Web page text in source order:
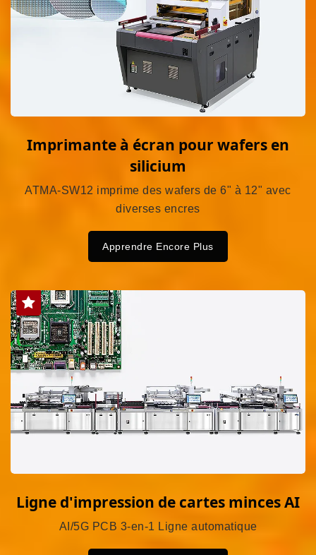
Imprimante à écran pour wafers en
silicium
ATMA-SW12 imprime des wafers de 6" à 12" avec
diverses encres
Apprendre Encore Plus
Ligne d'impression de cartes minces AI
AI/5G PCB 3-en-1 Ligne automatique